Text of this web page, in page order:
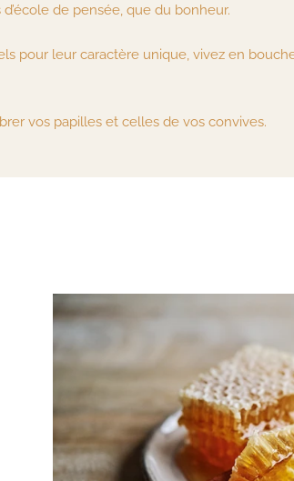
d’école de pensée, que du bonheur.
pour leur caractère unique, vivez en
vos papilles et celles de vos convives.